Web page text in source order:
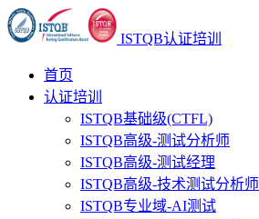
ISTQB认证培训
首页
认证培训
ISTQB基础级(CTFL)
ISTQB高级-测试分析师
ISTQB高级-测试经理
ISTQB高级-技术测试分析师
ISTQB专业域-AI测试